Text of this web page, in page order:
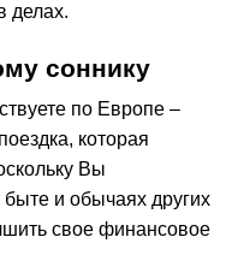
делах.
соннику
по Европе –
которая
Вы
и обычаях других
свое финансовое